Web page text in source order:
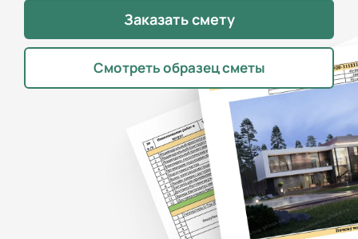
Заказать смету
Смотреть образец сметы